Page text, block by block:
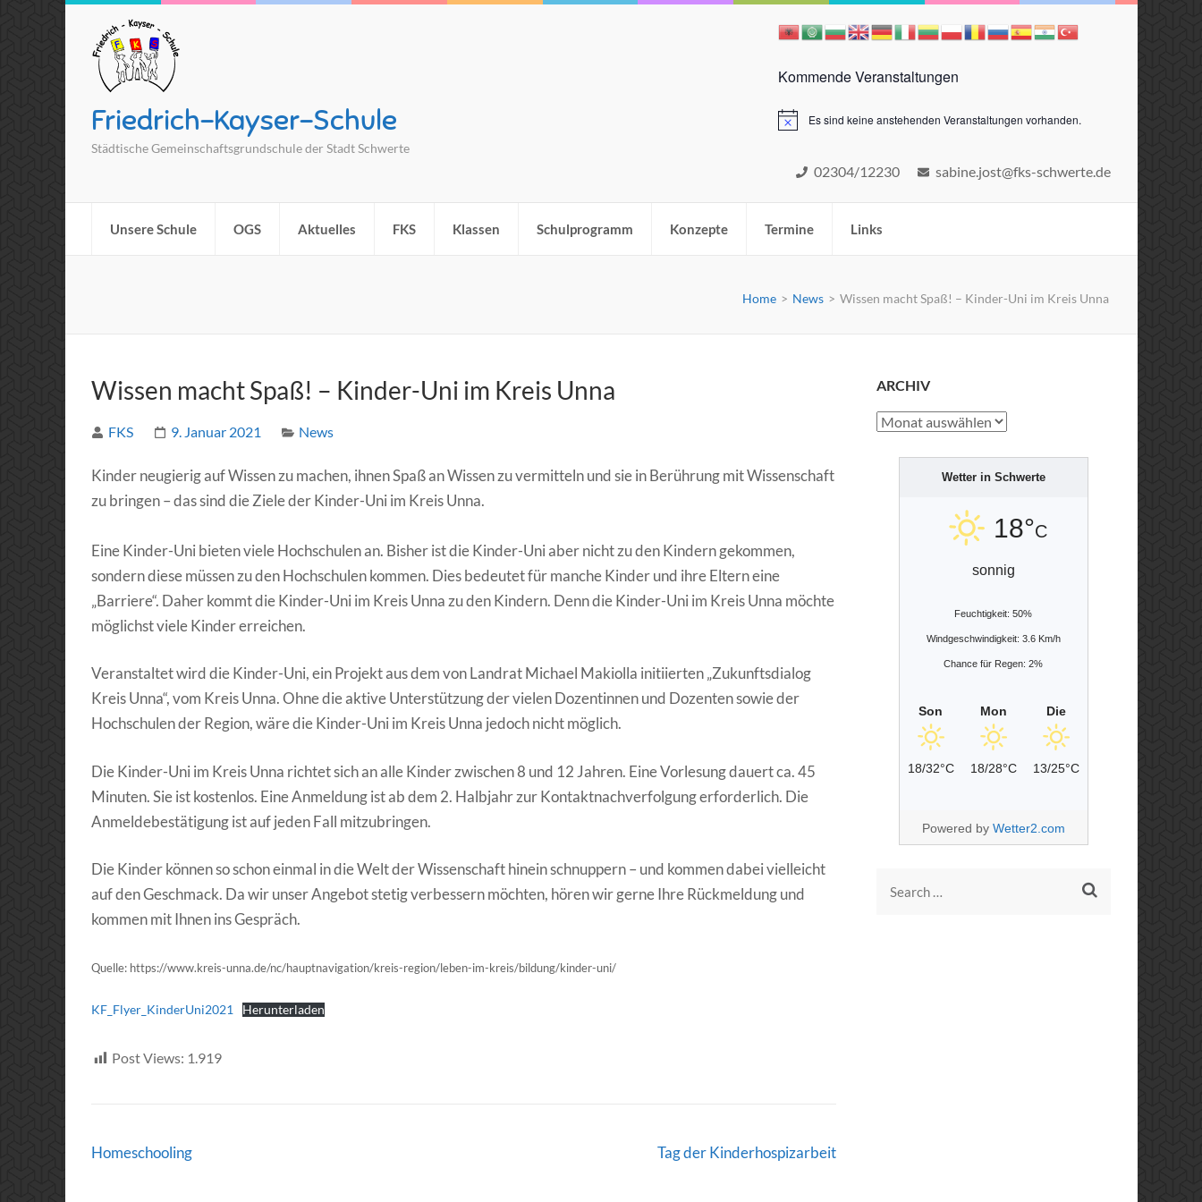
Friedrich-Kayser-Schule
Städtische Gemeinschaftsgrundschule der Stadt Schwerte
Kommende Veranstaltungen
HinweisEs sind keine anstehenden Veranstaltungen vorhanden.
02304/12230 sabine.jost@fks-schwerte.de
Unsere Schule OGS Aktuelles FKS Klassen Schulprogramm Konzepte Termine Links
Home > News > Wissen macht Spaß! – Kinder-Uni im Kreis Unna
Wissen macht Spaß! – Kinder-Uni im Kreis Unna
FKS 9. Januar 2021 News
Kinder neugierig auf Wissen zu machen, ihnen Spaß an Wissen zu vermitteln und sie in Berührung mit Wissenschaft
zu bringen – das sind die Ziele der Kinder-Uni im Kreis Unna.
Eine Kinder-Uni bieten viele Hochschulen an. Bisher ist die Kinder-Uni aber nicht zu den Kindern gekommen,
sondern diese müssen zu den Hochschulen kommen. Dies bedeutet für manche Kinder und ihre Eltern eine
„Barriere“. Daher kommt die Kinder-Uni im Kreis Unna zu den Kindern. Denn die Kinder-Uni im Kreis Unna möchte
möglichst viele Kinder erreichen.
Veranstaltet wird die Kinder-Uni, ein Projekt aus dem von Landrat Michael Makiolla initiierten „Zukunftsdialog
Kreis Unna“, vom Kreis Unna. Ohne die aktive Unterstützung der vielen Dozentinnen und Dozenten sowie der
Hochschulen der Region, wäre die Kinder-Uni im Kreis Unna jedoch nicht möglich.
Die Kinder-Uni im Kreis Unna richtet sich an alle Kinder zwischen 8 und 12 Jahren. Eine Vorlesung dauert ca. 45
Minuten. Sie ist kostenlos. Eine Anmeldung ist ab dem 2. Halbjahr zur Kontaktnachverfolgung erforderlich. Die
Anmeldebestätigung ist auf jeden Fall mitzubringen.
Die Kinder können so schon einmal in die Welt der Wissenschaft hinein schnuppern – und kommen dabei vielleicht
auf den Geschmack. Da wir unser Angebot stetig verbessern möchten, hören wir gerne Ihre Rückmeldung und
kommen mit Ihnen ins Gespräch.
Quelle: https://www.kreis-unna.de/nc/hauptnavigation/kreis-region/leben-im-kreis/bildung/kinder-uni/
KF_Flyer_KinderUni2021 Herunterladen
Post Views: 1.919
Post
Homeschooling Tag der Kinderhospizarbeit
ARCHIV
Archiv
Wetter in Schwerte
18°C
sonnig
Feuchtigkeit: 50%
Windgeschwindigkeit: 3.6 Km/h
Chance für Regen: 2%
Son
18/32°C
Mon
18/28°C
Die
13/25°C
Powered by Wetter2.com
Search